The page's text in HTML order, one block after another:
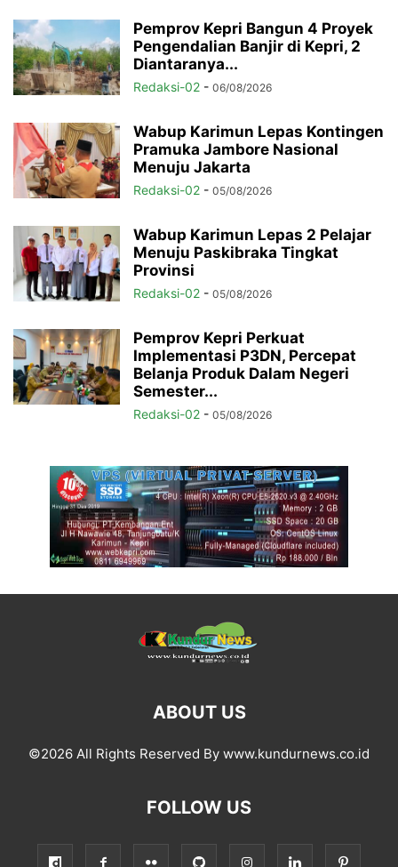
Pemprov Kepri Bangun 4 Proyek
Pengendalian Banjir di Kepri, 2
Diantaranya...
Redaksi-02 - 06/08/2026
Wabup Karimun Lepas Kontingen
Pramuka Jambore Nasional
Menuju Jakarta
Redaksi-02 - 05/08/2026
Wabup Karimun Lepas 2 Pelajar
Menuju Paskibraka Tingkat
Provinsi
Redaksi-02 - 05/08/2026
Pemprov Kepri Perkuat
Implementasi P3DN, Percepat
Belanja Produk Dalam Negeri
Semester...
Redaksi-02 - 05/08/2026
ABOUT US
©2026 All Rights Reserved By www.kundurnews.co.id
FOLLOW US